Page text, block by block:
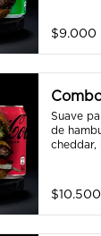
regalo a
350 cc a
$9.000
Suave
de
cheddar,
regalo a
350 cc a
$10.500